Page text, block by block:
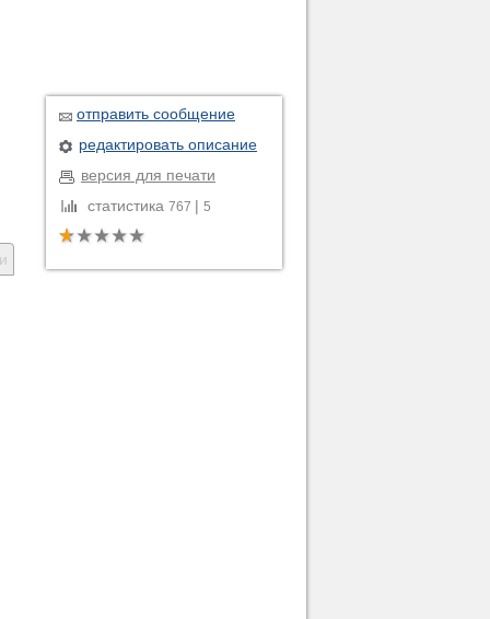
отправить сообщение
редактировать описание
версия для печати
статистика 767 | 5